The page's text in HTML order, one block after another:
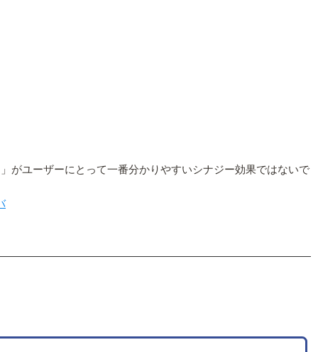
がユーザーにとって一番分かりやすいシナジー効果ではないで